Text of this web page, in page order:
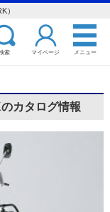
）
索 マイページ メニュー
カタログ情報